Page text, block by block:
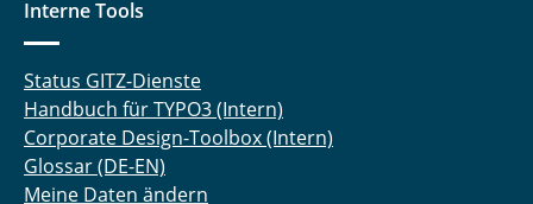
Interne Tools
Status GITZ-Dienste
Handbuch für TYPO3 (Intern)
Corporate Design-Toolbox (Intern)
Glossar (DE-EN)
Meine Daten ändern